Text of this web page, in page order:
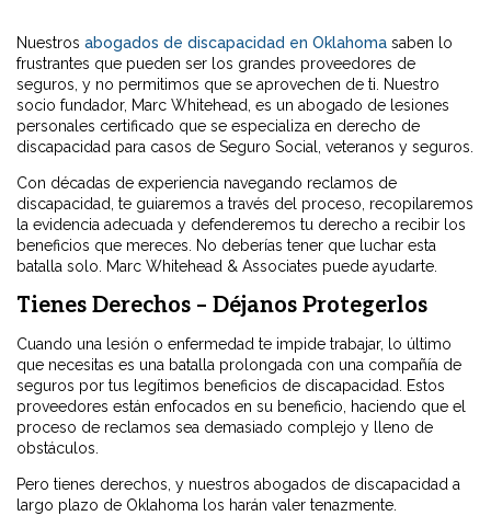
Nuestros abogados de discapacidad en Oklahoma saben lo
frustrantes que pueden ser los grandes proveedores de
seguros, y no permitimos que se aprovechen de ti. Nuestro
socio fundador, Marc Whitehead, es un abogado de lesiones
personales certificado que se especializa en derecho de
discapacidad para casos de Seguro Social, veteranos y seguros.
Con décadas de experiencia navegando reclamos de
discapacidad, te guiaremos a través del proceso, recopilaremos
la evidencia adecuada y defenderemos tu derecho a recibir los
beneficios que mereces. No deberías tener que luchar esta
batalla solo. Marc Whitehead & Associates puede ayudarte.
Tienes Derechos – Déjanos Protegerlos
Cuando una lesión o enfermedad te impide trabajar, lo último
que necesitas es una batalla prolongada con una compañía de
seguros por tus legítimos beneficios de discapacidad. Estos
proveedores están enfocados en su beneficio, haciendo que el
proceso de reclamos sea demasiado complejo y lleno de
obstáculos.
Pero tienes derechos, y nuestros abogados de discapacidad a
largo plazo de Oklahoma los harán valer tenazmente.